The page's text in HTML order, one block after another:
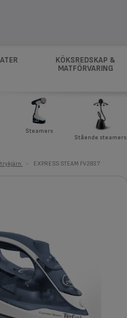
KÖKSREDSKAP &
MATFÖRVARING
Steamers
Stående steamers
EXPRESS STEAM FV2837